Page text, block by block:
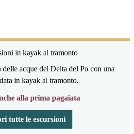
delle acque del Delta del Po con una
in kayak al tramonto.
alla prima pagaiata
tutte le escursioni